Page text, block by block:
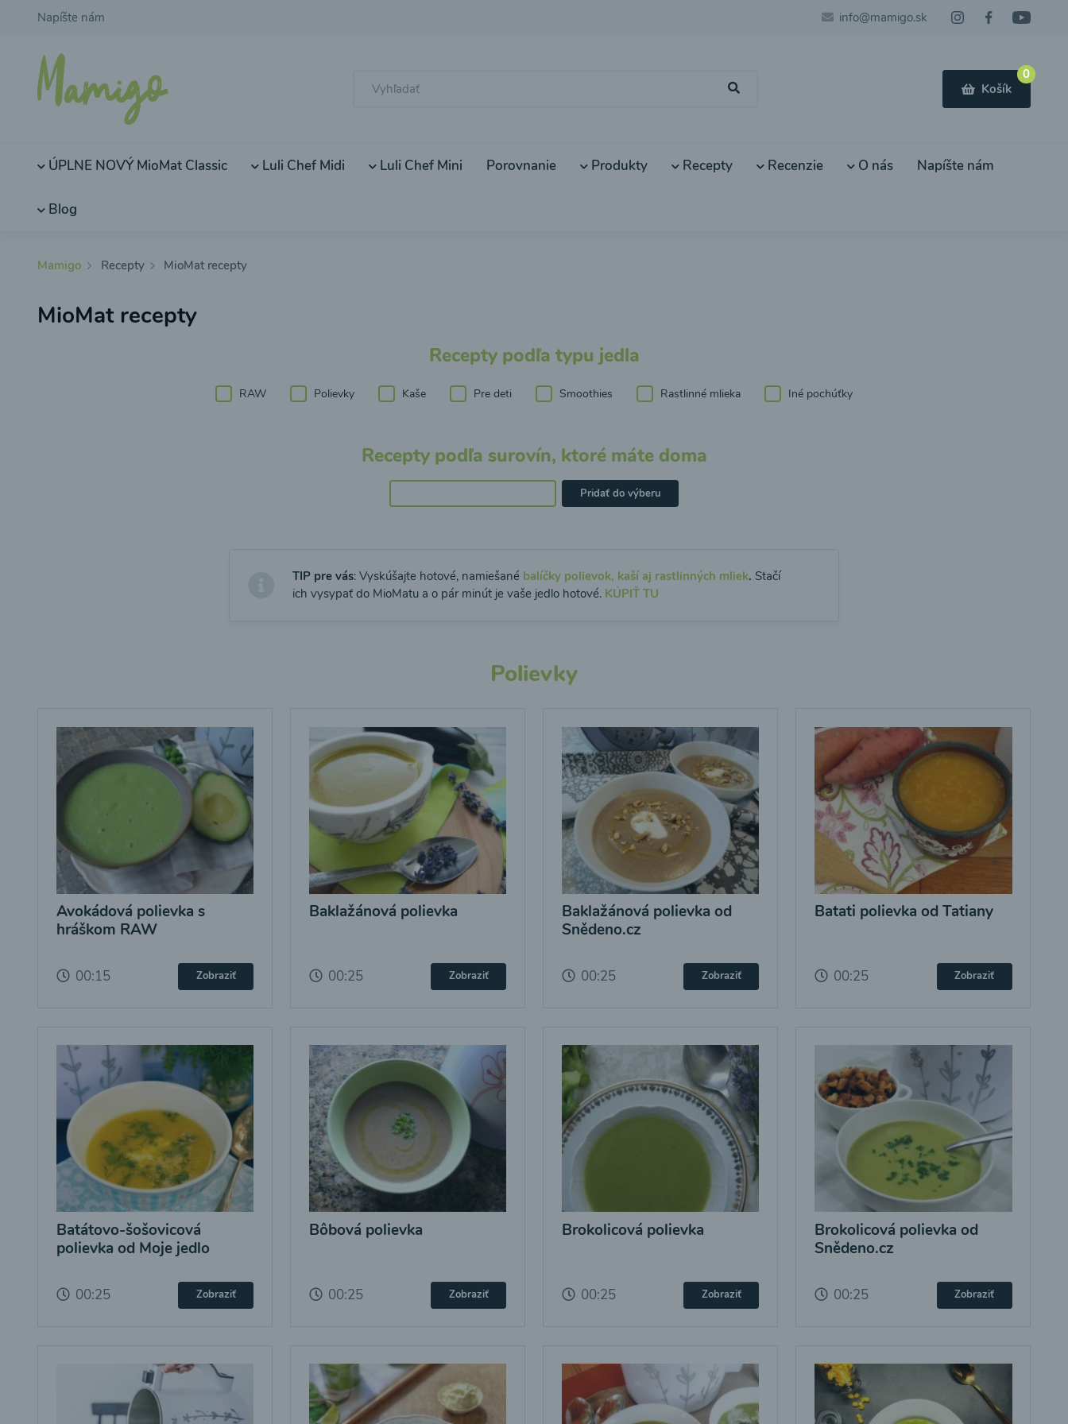
Napíšte nám info@mamigo.sk
0
Košík
ÚPLNE NOVÝ MioMat Classic Luli Chef Midi Luli Chef Mini Porovnanie Produkty Recepty Recenzie O nás Napíšte nám
Blog
Mamigo Recepty MioMat recepty
MioMat recepty
Recepty podľa typu jedla
RAW Polievky Kaše Pre deti Smoothies Rastlinné mlieka Iné pochúťky
Recepty podľa surovín, ktoré máte doma
Pridať do výberu
TIP pre vás: Vyskúšajte hotové, namiešané balíčky polievok, kaší aj rastlinných mliek. Stačí
ich vysypať do MioMatu a o pár minút je vaše jedlo hotové. KÚPIŤ TU
Polievky
Avokádová polievka s
hráškom RAW
00:15 Zobraziť
Baklažánová polievka
00:25 Zobraziť
Baklažánová polievka od
Snědeno.cz
00:25 Zobraziť
Batati polievka od Tatiany
00:25 Zobraziť
Batátovo-šošovicová
polievka od Moje jedlo
00:25 Zobraziť
Bôbová polievka
00:25 Zobraziť
Brokolicová polievka
00:25 Zobraziť
Brokolicová polievka od
Snědeno.cz
00:25 Zobraziť